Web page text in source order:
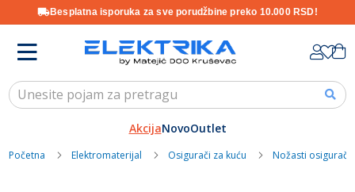
Besplatna isporuka za sve porudžbine preko 10.000 RSD!
Content
AkcijaNovoOutlet
Početna Elektromaterijal Osigurači za kuću Nožasti osigurači